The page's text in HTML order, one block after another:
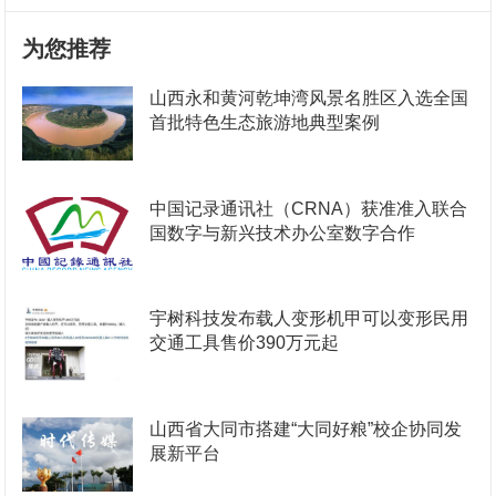
为您推荐
山西永和黄河乾坤湾风景名胜区入选全国
首批特色生态旅游地典型案例
中国记录通讯社（CRNA）获准准入联合
国数字与新兴技术办公室数字合作
宇树科技发布载人变形机甲可以变形民用
交通工具售价390万元起
山西省大同市搭建“大同好粮”校企协同发
展新平台